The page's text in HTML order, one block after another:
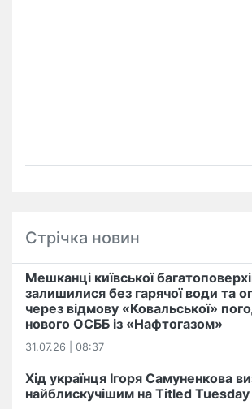
Стрічка новин
Мешканці київської
залишилися без гарячої води та
через відмову «Ковальської»
нового ОСББ із «Нафтогазом»
31.07.26 | 08:37
Хід українця Ігоря Самуненкова
найблискучішим на Titled Tuesday